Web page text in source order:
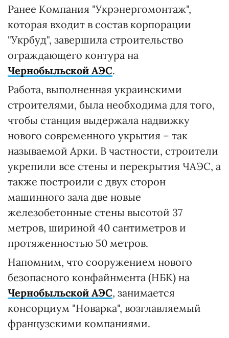
Ранее Компания "Укрэнергомонтаж",
которая входит в состав корпорации
"Укрбуд", завершила строительство
ограждающего контура на
Чернобыльской АЭС.
Работа, выполненная украинскими
строителями, была необходима для того,
чтобы станция выдержала надвижку
нового современного укрытия – так
называемой Арки. В частности, строители
укрепили все стены и перекрытия ЧАЭС, а
также построили с двух сторон
машинного зала две новые
железобетонные стены высотой 37
метров, шириной 40 сантиметров и
протяженностью 50 метров.
Напомним, что сооружением нового
безопасного конфайнмента (НБК) на
Чернобыльской АЭС, занимается
консорциум "Новарка", возглавляемый
французскими компаниями.